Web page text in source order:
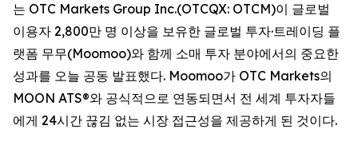
는 OTC Markets Group Inc.(OTCQX: OTCM)이 글로벌
이용자 2,800만 명 이상을 보유한 글로벌 투자·트레이딩 플
랫폼 무무(Moomoo)와 함께 소매 투자 분야에서의 중요한
성과를 오늘 공동 발표했다. Moomoo가 OTC Markets의
MOON ATS®와 공식적으로 연동되면서 전 세계 투자자들
에게 24시간 끊김 없는 시장 접근성을 제공하게 된 것이다.